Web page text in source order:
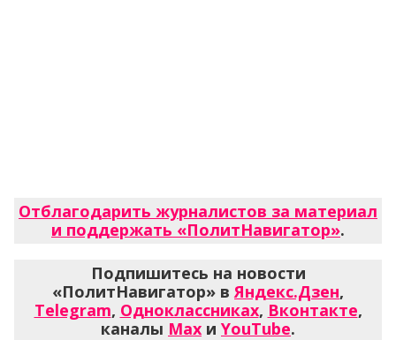
Отблагодарить журналистов за материал
и поддержать «ПолитНавигатор».
Подпишитесь на новости
«ПолитНавигатор» в Яндекс.Дзен,
Telegram, Одноклассниках, Вконтакте,
каналы Max и YouTube.